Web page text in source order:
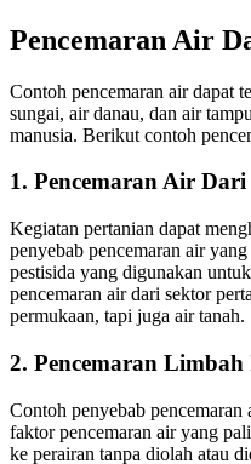
Pencemaran Air
Contoh pencemaran air dapat
sungai, air danau, dan air
manusia. Berikut contoh
1. Pencemaran Air
Kegiatan pertanian dapat
penyebab pencemaran air
pestisida yang digunakan
pencemaran air dari sektor
permukaan, tapi juga air tanah.
2. Pencemaran
Contoh penyebab
faktor pencemaran air yang
ke perairan tanpa diolah atau